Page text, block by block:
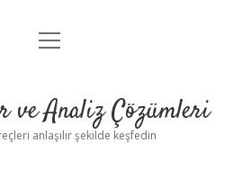
Anasayfa
Yasal Uyarı
menüyü
ve Analiz Çözümleri
anlaşılır şekilde keşfedin